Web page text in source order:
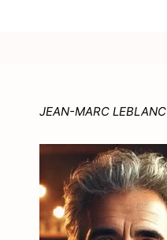
JEAN-MARC LEBLANC